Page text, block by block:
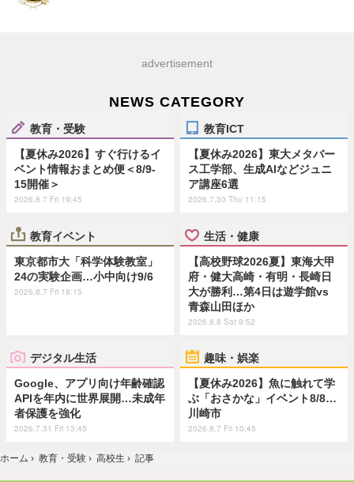
advertisement
NEWS CATEGORY
教育・受験
【夏休み2026】すぐ行けるイ
ベント情報おまとめ便＜8/9-
15開催＞
2026.8.7 Fri 19:45
教育ICT
【夏休み2026】東大メタバー
ス工学部、生成AIなどジュニ
ア講座6選
2026.7.30 Thu 11:15
教育イベント
東京都市大「科学体験教室」
24の実験企画…小中向け9/6
2026.8.7 Fri 18:15
生活・健康
【高校野球2026夏】東海大甲
府・健大高崎・有明・長崎日
大が勝利…第4日は遊学館vs
青森山田ほか
2026.8.8 Sat 9:52
デジタル生活
Google、アプリ向け年齢確認
APIを年内に世界展開…未成年
者保護を強化
2026.7.31 Fri 13:45
趣味・娯楽
【夏休み2026】魚に触れて学
ぶ「おさかな」イベント8/8…
川崎市
2026.8.7 Fri 10:45
ホーム › 教育・受験 › 高校生 › 記事